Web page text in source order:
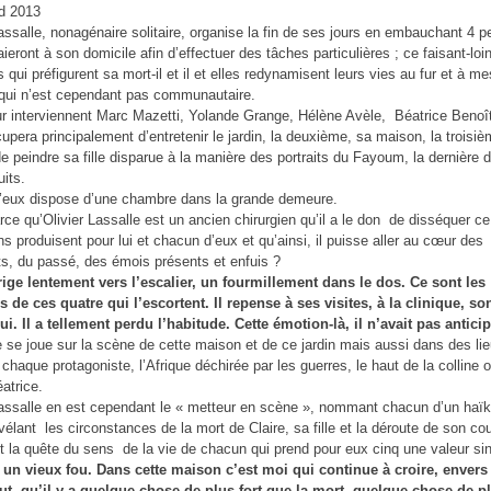
2013
nonagénaire solitaire, organise la fin de ses jours en embauchant 4
à son domicile afin d’effectuer des tâches particulières ; ce faisant-
qui préfigurent sa mort-il et il et elles redynamisent leurs vies au fur et à
n’est cependant pas communautaire.
interviennent Marc Mazetti, Yolande Grange, Hélène Avèle, Béatrice
principalement d’entretenir le jardin, la deuxième, sa maison, la
peindre sa fille disparue à la manière des portraits du Fayoum, la dernière
dispose d’une chambre dans la grande demeure.
qu’Olivier Lassalle est un ancien chirurgien qu’il a le don de disséquer
produisent pour lui et chacun d’eux et qu’ainsi, il puisse aller au cœur des
du passé, des émois présents et enfuis ?
lentement vers l’escalier, un fourmillement dans le dos. Ce sont les
de ces quatre qui l’escortent. Il repense à ses visites, à la clinique,
Il a tellement perdu l’habitude. Cette émotion-là, il n’avait pas
se joue sur la scène de cette maison et de ce jardin mais aussi dans des
protagoniste, l’Afrique déchirée par les guerres, le haut de la colline
en est cependant le « metteur en scène », nommant chacun d’un
les circonstances de la mort de Claire, sa fille et la déroute de son
la quête du sens de la vie de chacun qui prend pour eux cinq une valeur
vieux fou. Dans cette maison c’est moi qui continue à croire, envers